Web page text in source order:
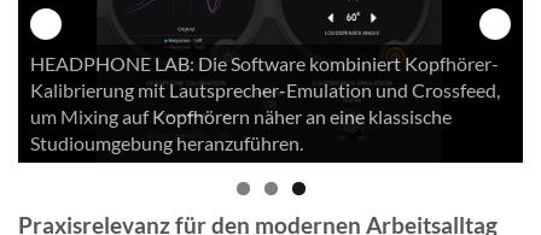
DT 990 Pro: Der offene Studiokopfhörer gilt seit Jahren
als Klassiker für kritisches Hören, Mixing und Editing –
unter anderem wegen seiner räumlichen Darstellung und
detailreichen Höhenabbildung.
Praxisrelevanz für den modernen Arbeitsalltag